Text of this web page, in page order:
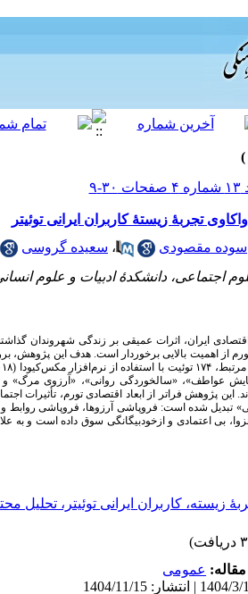
۳۰-۹
تجربۀ زیستۀ کاربران ایرانی توئیتر
سوده مقصودی ، سعیده گروسی
اجتماعی، دانشکدۀ ادبیات و علوم
ایران، اثرات عمیقی بر زندگی شهروندان
تورم از اهمیت بالایی برخوردار است. هدف این
عواطف»، «سالخوردگی روانی»، «آرزوی
پژوهش فراتر از ابعاد اقتصادی تورم، تأثیرات
تبدیل شده است: فروپاشی آرزوها، فروپاشی
بی اعتمادی و ازخودبیگانگی سوق داده است و به
زیسته، کاربران ایرانی توئیتر، تحلیل
عمومى